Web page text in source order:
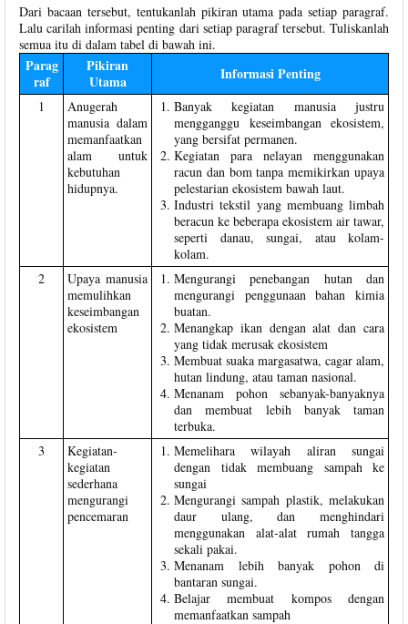
Dari bacaan tersebut, tentukanlah pikiran utama pada setiap paragraf.
Lalu carilah informasi penting dari setiap paragraf tersebut. Tuliskanlah
semua itu di dalam tabel di bawah ini.
Parag
raf
Pikiran
Utama
Informasi Penting
1
Anugerah
manusia dalam
memanfaatkan
alam untuk
kebutuhan
hidupnya.
Banyak kegiatan manusia justru
mengganggu keseimbangan ekosistem,
yang bersifat permanen.
Kegiatan para nelayan menggunakan
racun dan bom tanpa memikirkan upaya
pelestarian ekosistem bawah laut.
Industri tekstil yang membuang limbah
beracun ke beberapa ekosistem air tawar,
seperti danau, sungai, atau kolam-
kolam.
2
Upaya manusia
memulihkan
keseimbangan
ekosistem
Mengurangi penebangan hutan dan
mengurangi penggunaan bahan kimia
buatan.
Menangkap ikan dengan alat dan cara
yang tidak merusak ekosistem
Membuat suaka margasatwa, cagar alam,
hutan lindung, atau taman nasional.
Menanam pohon sebanyak-banyaknya
dan membuat lebih banyak taman
terbuka.
3
Kegiatan-
kegiatan
sederhana
mengurangi
pencemaran
Memelihara wilayah aliran sungai
dengan tidak membuang sampah ke
sungai
Mengurangi sampah plastik, melakukan
daur ulang, dan menghindari
menggunakan alat-alat rumah tangga
sekali pakai.
Menanam lebih banyak pohon di
bantaran sungai.
Belajar membuat kompos dengan
memanfaatkan sampah